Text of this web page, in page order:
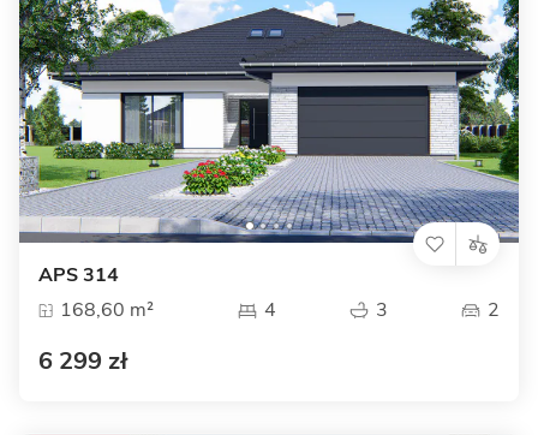
APS 314
168,60 m²
4 3 2
6 299 zł